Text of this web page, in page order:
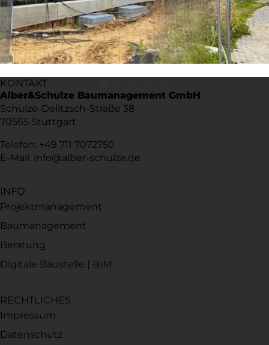
KONTAKT
Alber&Schulze Baumanagement GmbH
Schulze-Delitzsch-Straße 38
70565 Stuttgart
Telefon: +49 711 7072750
E-Mail: info@alber-schulze.de
INFO
Projektmanagement
Baumanagement
Beratung
Digitale Baustelle | BIM
RECHTLICHES
Impressum
Datenschutz